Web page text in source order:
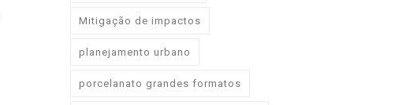
Mitigação de impactos
planejamento urbano
porcelanato grandes formatos